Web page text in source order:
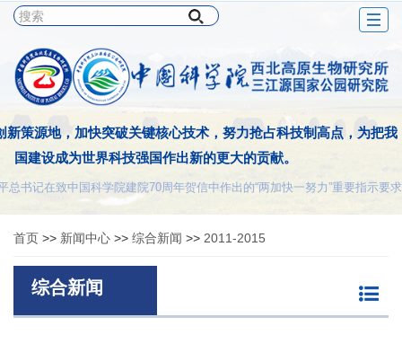
新策源地，加快突破关键核心技术，努力抢占科技制高点，为把我
国建设成为世界科技强国作出新的更大的贡献。
书记在致中国科学院建院70周年贺信中作出的“两加快一努力”重要指示要求
首页 >> 新闻中心 >> 综合新闻 >> 2011-2015
综合新闻